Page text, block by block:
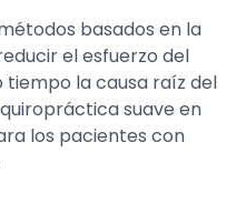
basados en la
el esfuerzo del
la causa raíz del
suave en
los pacientes con